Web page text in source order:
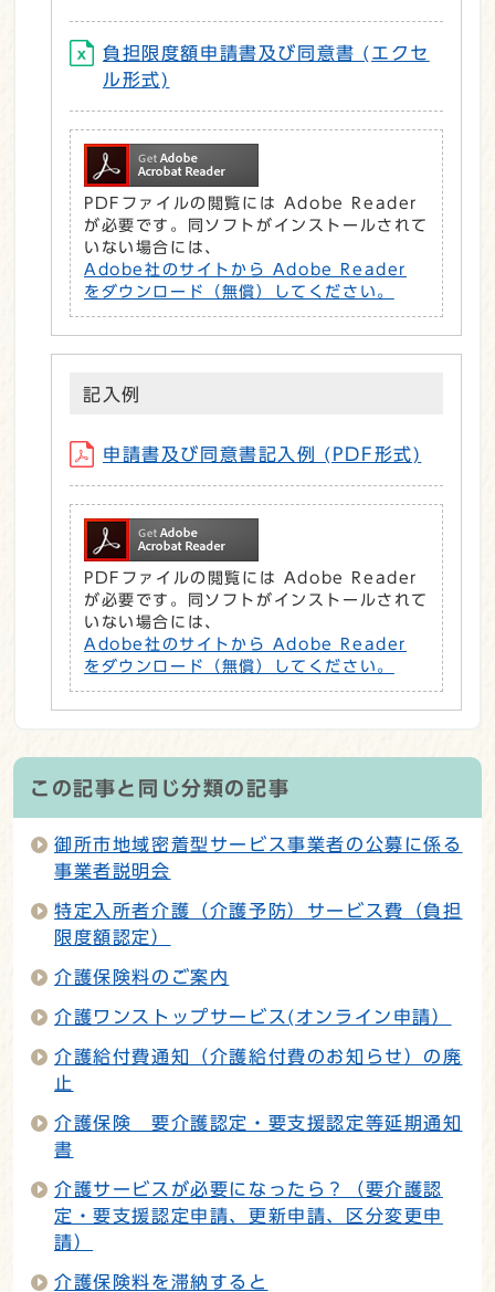
負担限度額申請書及び同意書 (エクセ
ル形式)
PDFファイルの閲覧には Adobe Reader
が必要です。同ソフトがインストールされて
いない場合には、
Adobe社のサイトから Adobe Reader
をダウンロード（無償）してください。
記入例
申請書及び同意書記入例 (PDF形式)
PDFファイルの閲覧には Adobe Reader
が必要です。同ソフトがインストールされて
いない場合には、
Adobe社のサイトから Adobe Reader
をダウンロード（無償）してください。
この記事と同じ分類の記事
御所市地域密着型サービス事業者の公募に係る
事業者説明会
特定入所者介護（介護予防）サービス費（負担
限度額認定）
介護保険料のご案内
介護ワンストップサービス(オンライン申請）
介護給付費通知（介護給付費のお知らせ）の廃
止
介護保険 要介護認定・要支援認定等延期通知
書
介護サービスが必要になったら？（要介護認
定・要支援認定申請、更新申請、区分変更申
請）
介護保険料を滞納すると